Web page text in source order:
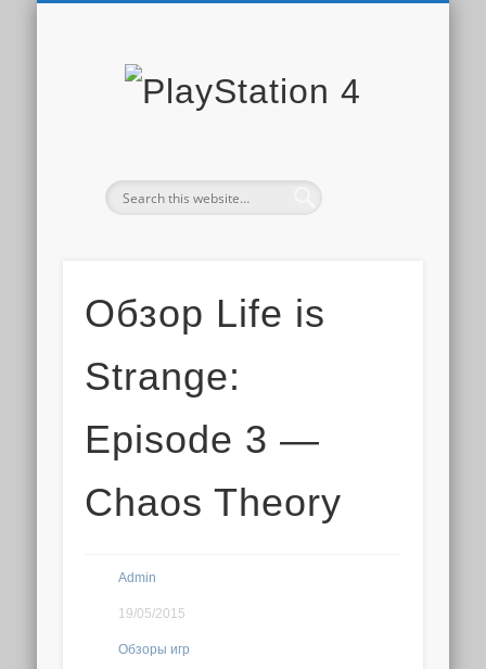
Обзор Life is
Strange:
Episode 3 —
Chaos Theory
Admin
19/05/2015
Обзоры игр